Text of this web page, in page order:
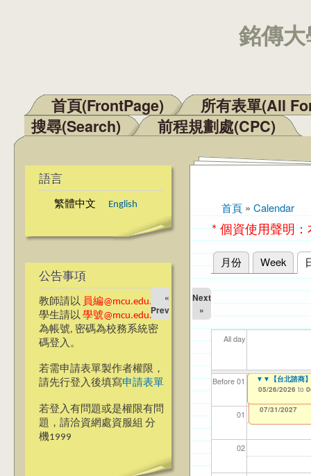
銘傳
主選單
首頁(FrontPage)
所有表單(All
搜尋(Search)
前程規劃處(CPC)
語言
繁體中文 English
公告事項
教師請以 員編@mcu.edu.tw
學生請以 學號@mcu.edu.tw
為帳號, 密碼為校務系統密
碼登入。
若需申請表單製作者權限，
請先行登入後填寫申請表單
若登入有問題或是權限有問
題，請洽資網處資服組 分
機1999
您在這裡
首頁 » Calendar
* 個資使用聲明
主要索引標籤
月份 Week
«
Prev
Next
»
All day
Before 01
01
02
【資網處】
整合系統～表單
12/31/2027
【財務處】工讀
11/12/2021 to
【財務處】漏打
錄
07/31/2027
114
04/
114
02/
114
03/
【學
07/
教務
11/
商品
11/
【教學暨學習資
05/18/2026 to
▼▼【台北諮商
05/26/2026 to